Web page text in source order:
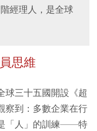
經理人，是全球
思維
球三十五國開設《超
察到：多數企業在行
「人」的訓練——特